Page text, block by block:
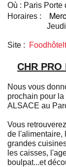
Où : Paris Porte
Horaires :
Jeudi 20
Site :
CHR
Nous vous
prochain pour
ALSACE au
Vous
de l'alimentaire,
grandes
les caisses,
boulpat...et